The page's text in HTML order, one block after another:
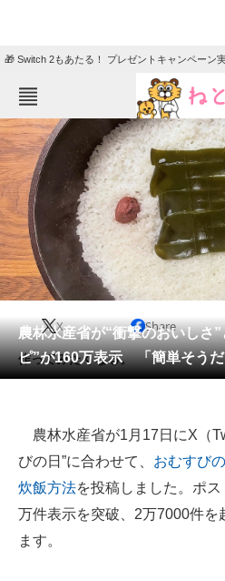
🎁 Switch 2もあたる！ プレゼントキャンペーン実
ねとらぼメニュー
TOP ニ
エンタメ ク
グルメ 地
住まい 教
動物 リ
会員記事
メディア
ITの今と未来を見通す
スマホと通信の最新トレンド
進化するPCとデバイスの未来
農林水産省が“衝撃のおいしさ
ピ”が160万表示 「簡単そう
X Share
作ってみたくなる。
農林水産省が1月17日にX（
びの日”に合わせて、 おむすび
炊飯方法を投稿しました。ポ
万件表示を突破、2万7000件を
ます。